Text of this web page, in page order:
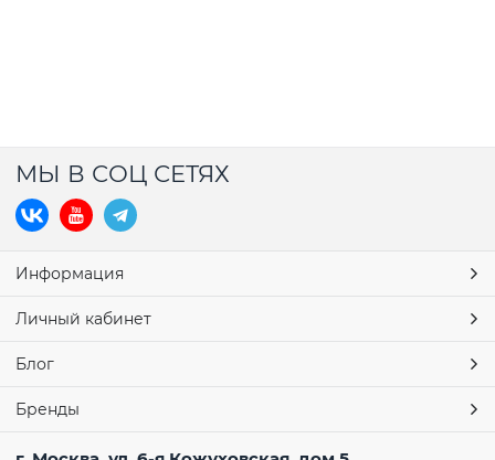
МЫ В СОЦ СЕТЯХ
Информация
Личный кабинет
Блог
Бренды